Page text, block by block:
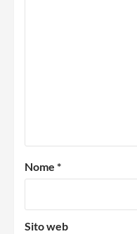
Nome *
Sito web